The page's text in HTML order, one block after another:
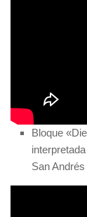
Bloque
San